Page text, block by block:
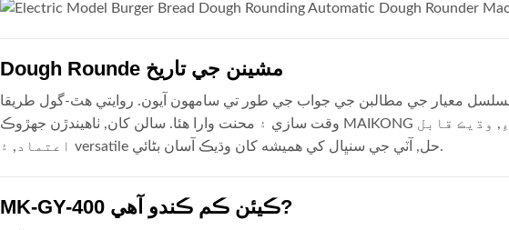
Dough Rounde مشينن جي تاريخ
معيار جي مطالبن جي جواب جي طور تي سامهون آيون. روايتي هٿ-گول طريقا
وقت سازي ۽ محنت وارا هئا. سالن کان, ٺاهيندڙن جهڙوڪ MAIKONG انهن مشينن کي بهتر ڪيو آهي تيز تر پهچائڻ لاءِ, وڌيڪ قابل
اعتماد, ۽ versatile حل, آٽي جي سنڀال کي هميشه کان وڌيڪ آسان بڻائي.
MK-GY-400 ڪيئن ڪم ڪندو آهي?